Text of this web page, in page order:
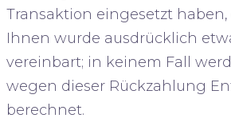
Transaktion eingesetzt
Ihnen wurde ausdrücklich
vereinbart; in keinem Fall
wegen dieser Rückzahlung
berechnet.